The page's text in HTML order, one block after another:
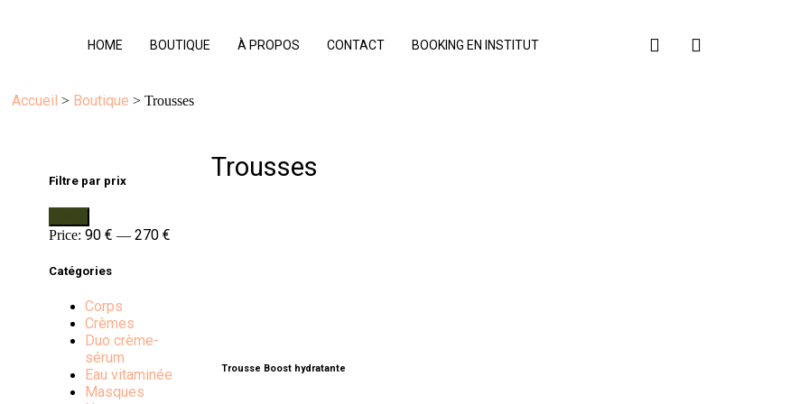
HOME BOUTIQUE À PROPOS CONTACT BOOKING EN INSTITUT
Accueil > Boutique > Trousses
Filtre par prix
Price: 90 € — 270 €
Catégories
Corps
Crèmes
Duo crème-
sérum
Eau vitaminée
Masques
Trousses
Trousse Boost hydratante
€